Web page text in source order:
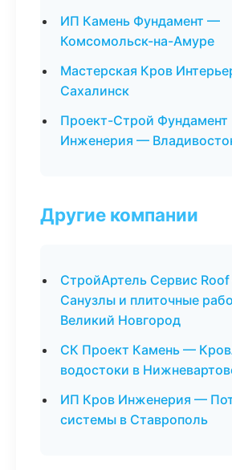
ИП Камень Фундамент —
Комсомольск-на-Амуре
Мастерская Кров
Сахалинск
Проект-Строй Фундамент
Инженерия —
Другие компании
СтройАртель Сервис
Санузлы и плиточные
Великий Новгород
СК Проект Камень —
водостоки в
ИП Кров Инженерия —
системы в Ставрополь